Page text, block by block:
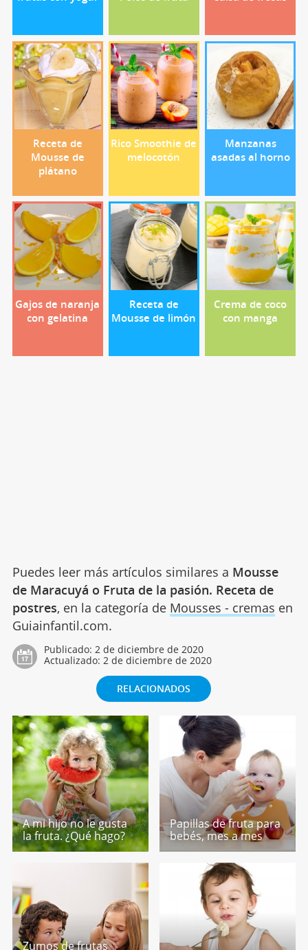
Receta de
Mousse de
plátano
Rico Smoothie de
melocotón
Manzanas
asadas al horno
Gajos de naranja
con gelatina
Receta de
Mousse de limón
Crema de coco
con manga
Puedes leer más artículos similares a Mousse
de Maracuyá o Fruta de la pasión. Receta de
postres, en la categoría de Mousses - cremas en
Guiainfantil.com.
Publicado: 2 de diciembre de 2020
Actualizado: 2 de diciembre de 2020
RELACIONADOS
A mi hijo no le gusta
la fruta. ¿Qué hago?
Papillas de fruta para
bebés, mes a mes
Zumos de frutas